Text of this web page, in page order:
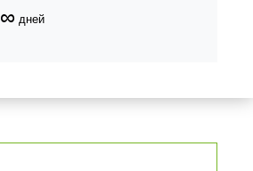
∞ дней